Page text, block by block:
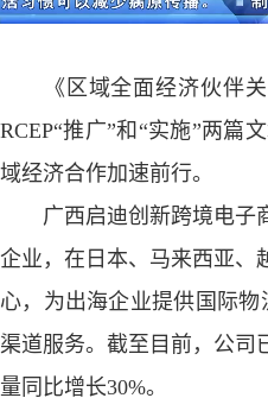
《区域全面经济伙伴关
RCEP“推广”和“实施”两篇
域经济合作加速前行。
广西启迪创新跨境电子商
企业，在日本、马来西亚、
心，为出海企业提供国际
渠道服务。截至目前，公司
量同比增长30%。